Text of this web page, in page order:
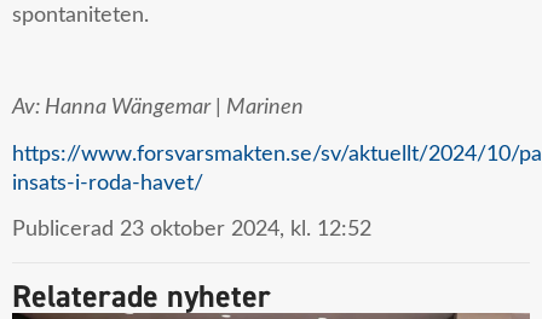
spontaniteten.
Av: Hanna Wängemar | Marinen
https://www.forsvarsmakten.se/sv/aktuellt/2024/10/
insats-i-roda-havet/
Publicerad 23 oktober 2024, kl. 12:52
Relaterade nyheter